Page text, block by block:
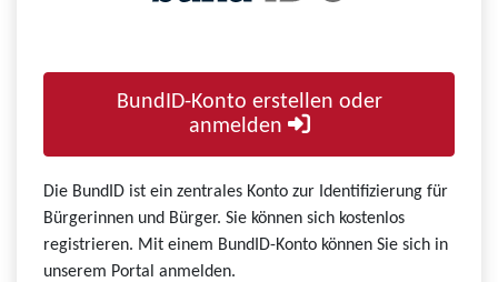
BundID-Konto erstellen oder
anmelden
Die BundID ist ein zentrales Konto zur Identifizierung für
Bürgerinnen und Bürger. Sie können sich kostenlos
registrieren. Mit einem BundID-Konto können Sie sich in
unserem Portal anmelden.